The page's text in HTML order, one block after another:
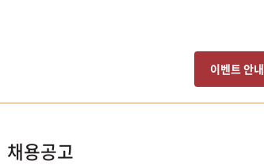
이벤트 안내
채용공고